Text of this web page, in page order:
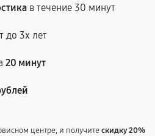
в течение 30 минут
до 3х лет
20 минут
центре, и получитескидку 20%